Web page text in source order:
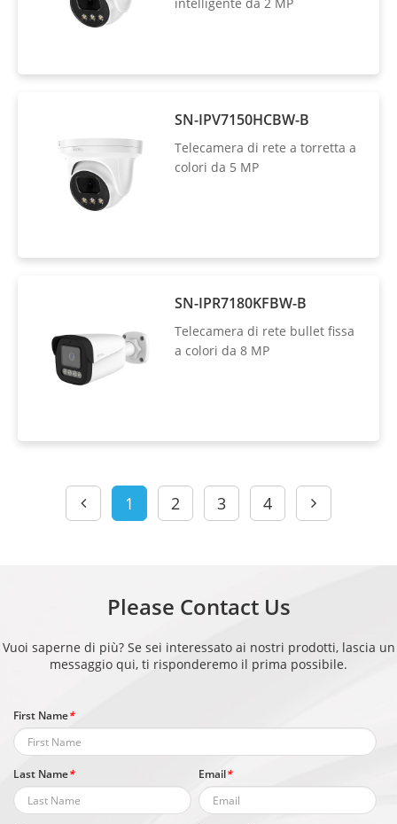
SN-IPV7150HCBW-B
Telecamera di rete a torretta a
colori da 5 MP
SN-IPR7180KFBW-B
Telecamera di rete bullet fissa
a colori da 8 MP
1 2 3 4
Please Contact Us
Vuoi saperne di più? Se sei interessato ai nostri prodotti, lascia un
messaggio qui, ti risponderemo il prima possibile.
First Name*
Last Name* Email*